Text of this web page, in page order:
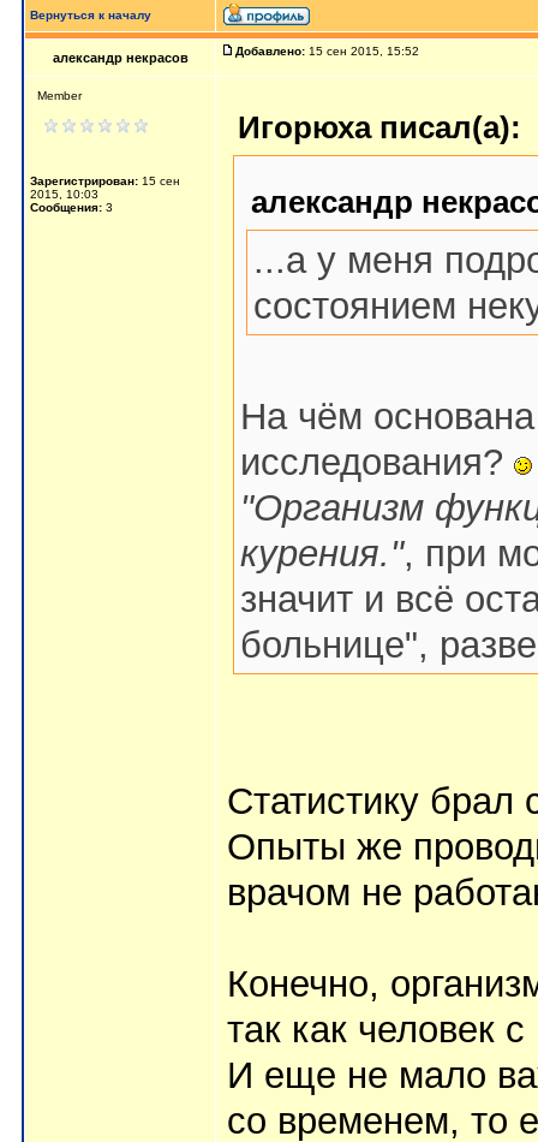
Вернуться к началу
александр некрасов Добавлено: 15 сен 2015, 15:52
Member
Зарегистрирован: 15 сен
2015, 10:03
Сообщения: 3
Игорюха писал(а):
александр
...а у меня
состоянием
На чём
исследования?
"Организм
курения.", при
значит и всё
больнице",
Статистику
Опыты же
врачом не
Конечно,
так как человек
И еще не мало
со временем, то